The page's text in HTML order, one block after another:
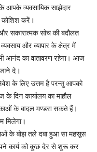
आपके व्यवसायिक साझेदार
कोशिश करें।
सकारात्मक सोच की बदौलत
और व्यापार के क्षेत्र में
आनंद का वातावरण रहेगा। आज
दे।
के लिए उत्तम है परन्तु आपको
दिन कार्यालय का माहौल
के बादल मण्डरा सकते हैं।
मिलेगा।
के बोझ तले दबा हुआ सा महसूस
कार्य को कुछ देर से शुरू कर